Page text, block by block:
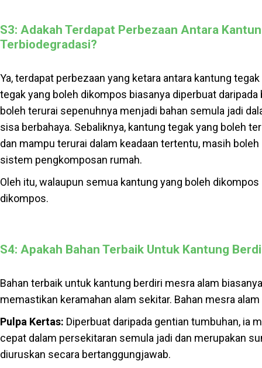
S3: Adakah Terdapat Perbezaan Antara
Terbiodegradasi?
Ya, terdapat perbezaan yang ketara antara kantung
tegak yang boleh dikompos biasanya diperbuat
boleh terurai sepenuhnya menjadi bahan semula jadi
sisa berbahaya. Sebaliknya, kantung tegak yang boleh
dan mampu terurai dalam keadaan tertentu, masih
sistem pengkomposan rumah.
Oleh itu, walaupun semua kantung yang boleh
dikompos.
S4: Apakah Bahan Terbaik Untuk Kantung
Bahan terbaik untuk kantung berdiri mesra alam
memastikan keramahan alam sekitar. Bahan mesra
Pulpa Kertas: Diperbuat daripada gentian tumbuhan, ia
cepat dalam persekitaran semula jadi dan merupakan
diuruskan secara bertanggungjawab.